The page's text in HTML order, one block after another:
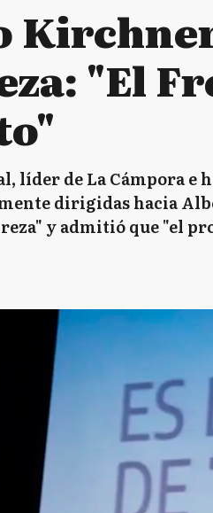
"El
líder de La Cámpora
dirigidas hacia
y admitió que "el